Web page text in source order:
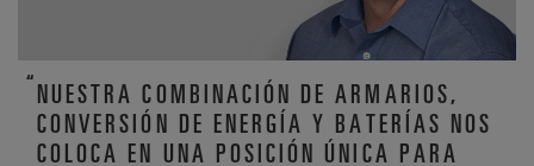
NUESTRA COMBINACIÓN DE ARMARIOS,
CONVERSIÓN DE ENERGÍA Y BATERÍAS NOS
COLOCA EN UNA POSICIÓN ÚNICA PARA